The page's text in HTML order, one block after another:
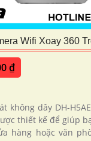
Wifi Xoay 360
₫
không dây DH-
thiết kế để giúp
hàng hoặc văn